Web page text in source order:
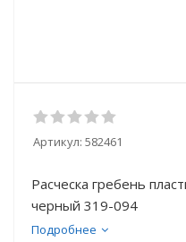
Артикул: 582461
Расческа гребень
черный 319-094
Подробнее